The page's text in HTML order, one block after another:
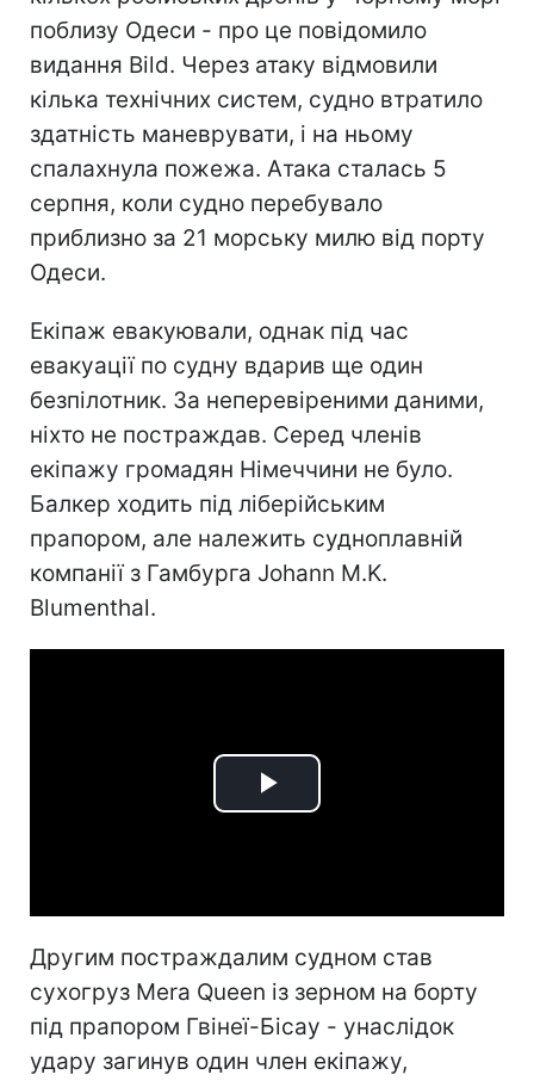
поблизу Одеси - про це повідомило
видання Bild. Через атаку відмовили
кілька технічних систем, судно втратило
здатність маневрувати, і на ньому
спалахнула пожежа. Атака сталась 5
серпня, коли судно перебувало
приблизно за 21 морську милю від порту
Одеси.
Екіпаж евакуювали, однак під час
евакуації по судну вдарив ще один
безпілотник. За неперевіреними даними,
ніхто не постраждав. Серед членів
екіпажу громадян Німеччини не було.
Балкер ходить під ліберійським
прапором, але належить судноплавній
компанії з Гамбурга Johann M.K.
Blumenthal.
Play
Другим постраждалим судном став
сухогруз Mera Queen із зерном на борту
під прапором Гвінеї-Бісау - унаслідок
удару загинув один член екіпажу,